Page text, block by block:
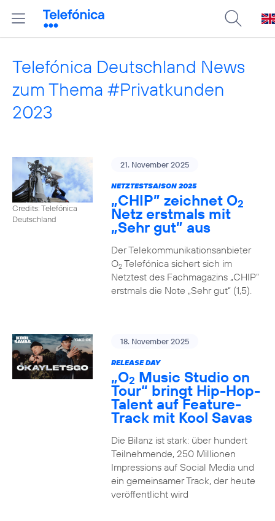
Telefónica Deutschland News
zum Thema #Privatkunden
2023
Credits: Telefónica
Deutschland
21. November 2025
NETZTESTSAISON 2025
„CHIP” zeichnet O2
Netz erstmals mit
„Sehr gut” aus
Der Telekommunikationsanbieter
O2Telefónica sichert sich im
Netztest des Fachmagazins „CHIP”
erstmals die Note „Sehr gut“ (1,5).
18. November 2025
RELEASE DAY
„O2 Music Studio on
Tour“ bringt Hip-Hop-
Talent auf Feature-
Track mit Kool Savas
Die Bilanz ist stark: über hundert
Teilnehmende, 250 Millionen
Impressions auf Social Media und
ein gemeinsamer Track, der heute
veröffentlicht wird